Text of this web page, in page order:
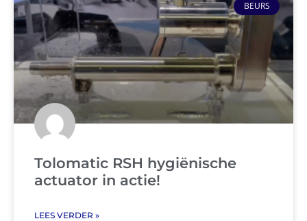
BEURS
Tolomatic RSH hygiënische
actuator in actie!
LEES VERDER »